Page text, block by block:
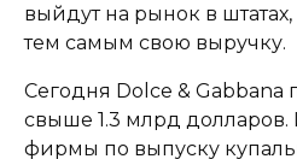
выйдут на рынок в
тем самым свою выручку.
Сегодня Dolce &
свыше 1.3 млрд
фирмы по выпуску